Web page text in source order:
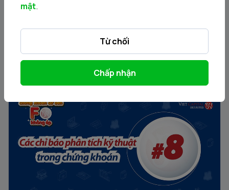
Chứng khoán Cơ Bản #8 | F0 Không ép: Các chỉ báo
phân tích kỹ thuật trong chứng khoán
10/10/2022
mật.
Từ chối
Chấp nhận